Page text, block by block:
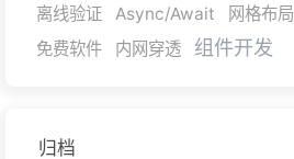
离线验证
Async/Await 网格布局
免费软件
内网穿透 组件开发
归档